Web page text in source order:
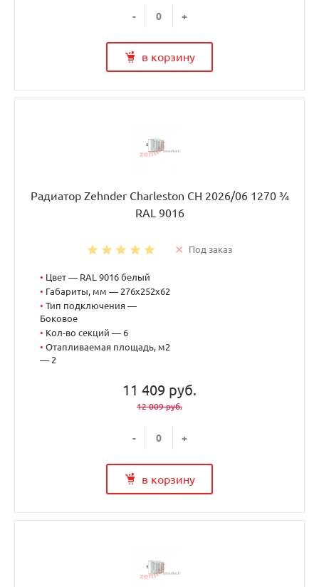
- +
в корзину
Радиатор Zehnder Charleston CH 2026/06 1270 ¾
RAL 9016
Под заказ
• Цвет — RAL 9016 белый
• Габариты, мм — 276x252x62
• Тип подключения —
Боковое
• Кол-во секций — 6
• Отапливаемая площадь, м2
— 2
11 409 руб.
12 009 руб.
- +
в корзину